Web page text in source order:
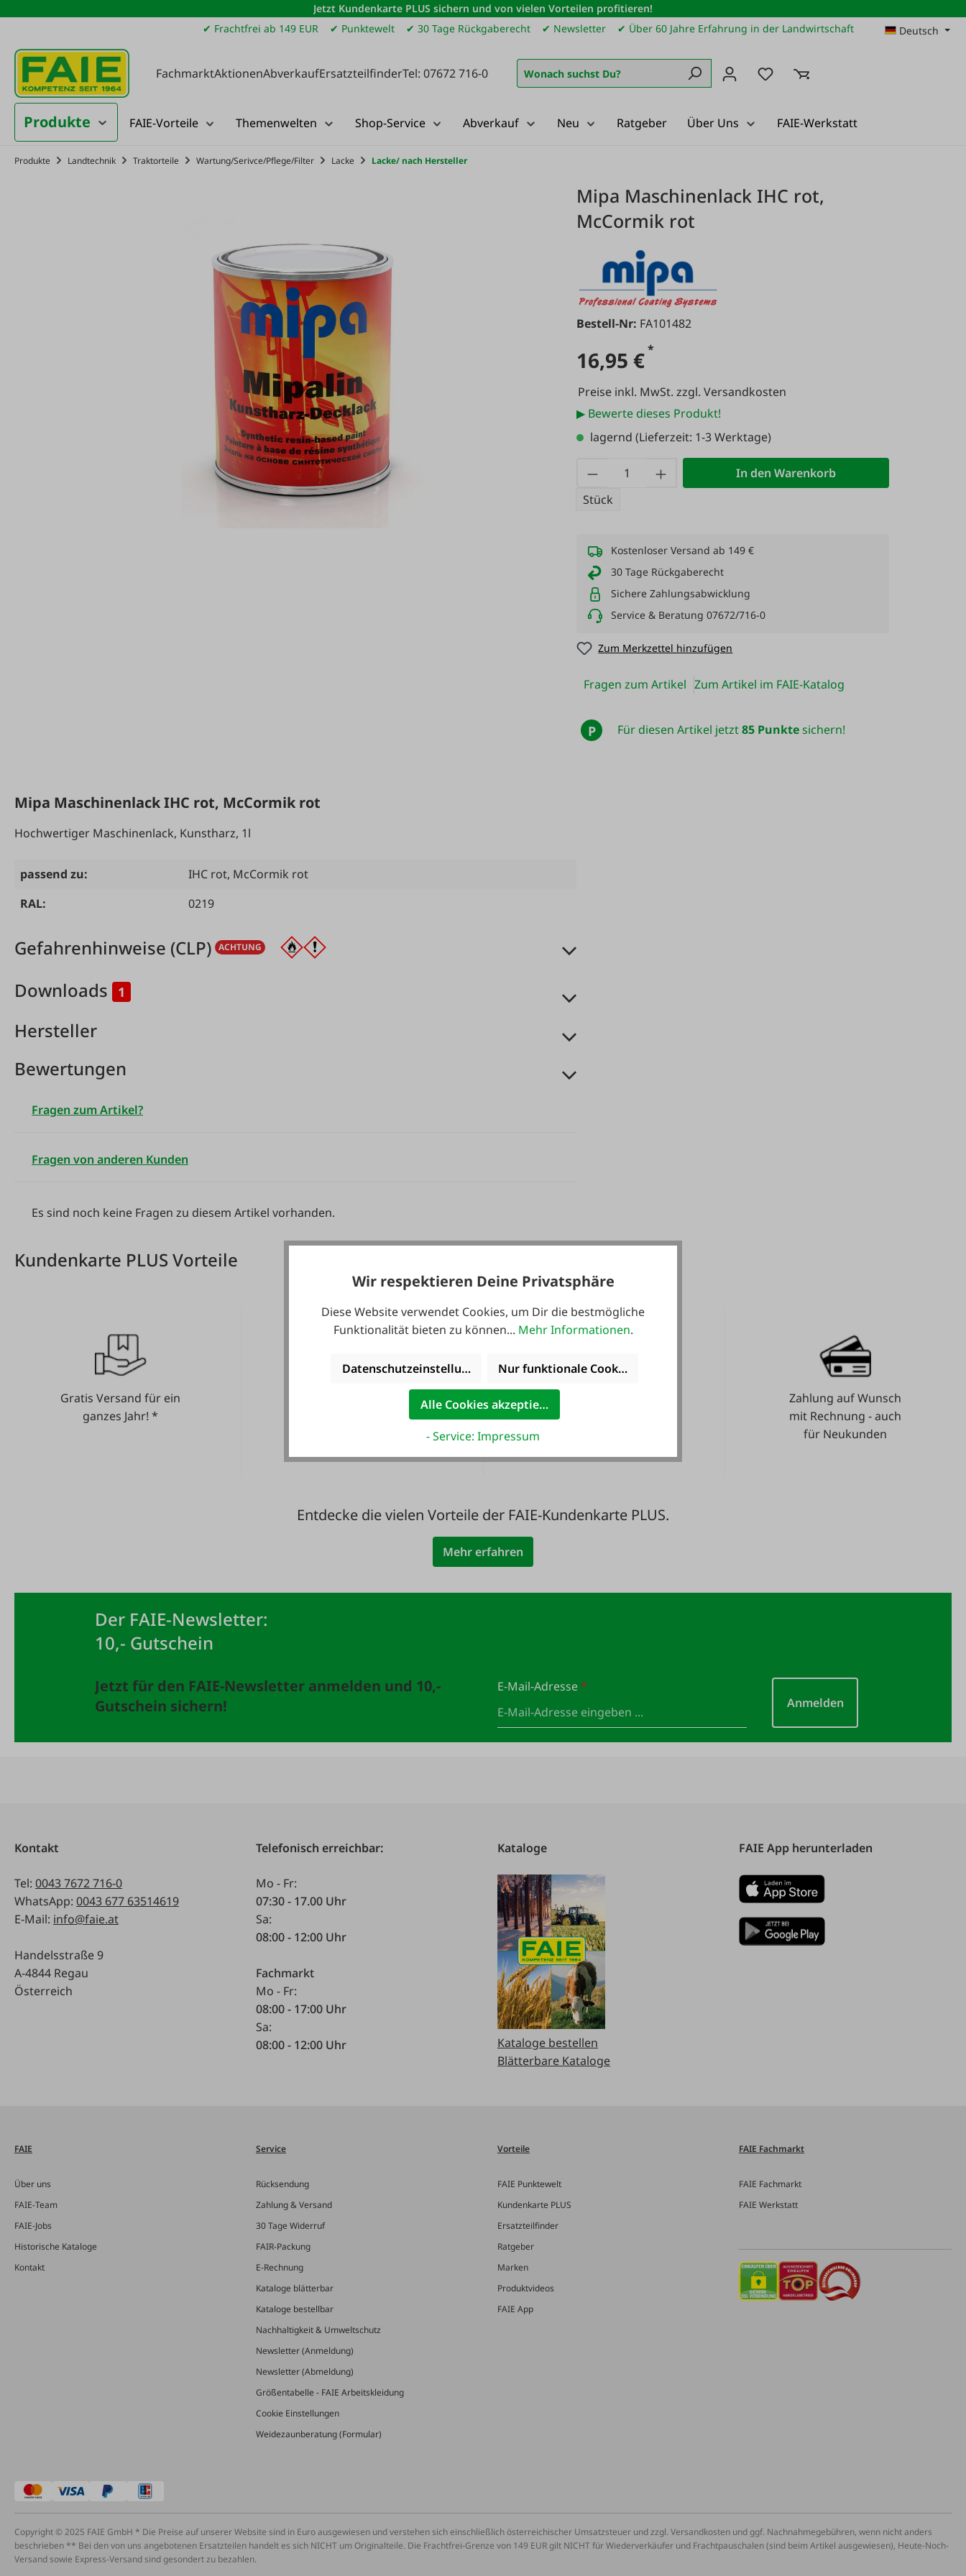
Hauptinhalt springen
Zur Suche springen
Zur Hauptnavigation springen
Jetzt Kundenkarte PLUS sichern und von vielen Vorteilen profitieren!
✔ Frachtfrei ab 149 EUR
✔ Punktewelt ✔ 30 Tage Rückgaberecht ✔ Newsletter ✔ Über 60 Jahre Erfahrung in der Landwirtschaft Deutsch
FachmarktAktionenAbverkaufErsatzteilfinderTel: 07672 716-0 Du hast 0 Produkte auf dem
Produkte FAIE-Vorteile Themenwelten Shop-Service Abverkauf Neu Ratgeber Über Uns FAIE-Werkstatt
Produkte Landtechnik Traktorteile Wartung/Serivce/Pflege/Filter Lacke Lacke/ nach Hersteller
Mipa Maschinenlack IHC rot,
McCormik rot
Bestell-Nr: FA101482
16,95 €*
Preise inkl. MwSt. zzgl. Versandkosten
▶ Bewerte dieses Produkt!
lagernd (Lieferzeit: 1-3 Werktage)
Produkt Anzahl: Gib den gewünschten Wert
Stück
In den Warenkorb
Kostenloser Versand ab 149 €
30 Tage Rückgaberecht
Sichere Zahlungsabwicklung
Service & Beratung 07672/716-0
Zum Merkzettel hinzufügen
Fragen zum Artikel Zum Artikel im FAIE-Katalog
P Für diesen Artikel jetzt85 Punktesichern!
Mipa Maschinenlack IHC rot, McCormik rot
Hochwertiger Maschinenlack, Kunstharz, 1l
passend zu: IHC rot, McCormik rot
RAL:
0219
Gefahrenhinweise (CLP) ACHTUNG
Downloads 1
Hersteller
Bewertungen
Fragen zum Artikel?
Fragen von anderen Kunden
Es sind noch keine Fragen zu diesem Artikel vorhanden.
Kundenkarte PLUS Vorteile
Gratis Versand für ein
ganzes Jahr! *
Langzeit-Garantie.
Zahlung auf Wunsch
mit Rechnung - auch
für Neukunden
Entdecke die vielen Vorteile der FAIE-Kundenkarte PLUS.
Mehr erfahren
Der FAIE-Newsletter:
10,- Gutschein
Jetzt für den FAIE-Newsletter anmelden und 10,-
Gutschein sichern!
E-Mail-Adresse*
Anmelden
Kontakt
Tel: 0043 7672 716-0
WhatsApp: 0043 677 63514619
E-Mail: info@faie.at
Handelsstraße 9
A-4844 Regau
Österreich
Telefonisch erreichbar:
Mo - Fr:
07:30 - 17.00 Uhr
Sa:
08:00 - 12:00 Uhr
Fachmarkt
Mo - Fr:
08:00 - 17:00 Uhr
Sa:
08:00 - 12:00 Uhr
Kataloge
Kataloge bestellen
Blätterbare Kataloge
FAIE App herunterladen
FAIE
Über uns
FAIE-Team
FAIE-Jobs
Historische Kataloge
Kontakt
Service
Rücksendung
Zahlung & Versand
30 Tage Widerruf
FAIR-Packung
E-Rechnung
Kataloge blätterbar
Kataloge bestellbar
Nachhaltigkeit & Umweltschutz
Newsletter (Anmeldung)
Newsletter (Abmeldung)
Größentabelle - FAIE Arbeitskleidung
Cookie Einstellungen
Weidezaunberatung (Formular)
Vorteile
FAIE Punktewelt
Kundenkarte PLUS
Ersatzteilfinder
Ratgeber
Marken
Produktvideos
FAIE App
FAIE Fachmarkt
FAIE Fachmarkt
FAIE Werkstatt
Copyright © 2025 FAIE GmbH * Die Preise auf unserer Website sind in Euro ausgewiesen und verstehen sich einschließlich österreichischer Umsatzsteuer und zzgl. Versandkosten und ggf. Nachnahmegebühren, wenn nicht anders
beschrieben ** Bei den von uns angebotenen Ersatzteilen handelt es sich NICHT um Originalteile. Die Frachtfrei-Grenze von 149 EUR gilt NICHT für Wiederverkäufer und Frachtpauschalen (sind beim Artikel ausgewiesen), Heute-Noch-
Versand sowie Express-Versand sind gesondert zu bezahlen.
Wir respektieren Deine Privatsphäre
Diese Website verwendet Cookies, um Dir die bestmögliche
Funktionalität bieten zu können... Mehr Informationen.
Datenschutzeinstellungen Nur funktionale Cookies akzeptieren
Alle Cookies akzeptieren
- Service: Impressum